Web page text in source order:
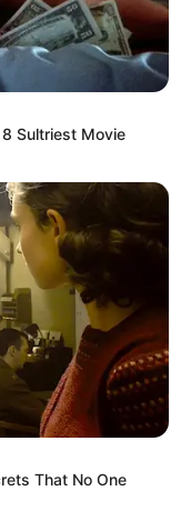
paylaşın
Sultriest Movie
That No One